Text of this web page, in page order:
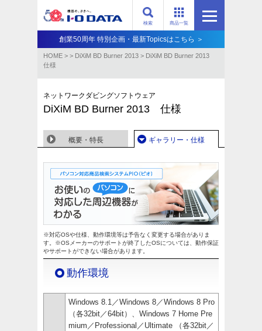
商品一覧
検索
創業50周年 特別企画・最新Topicsはこちら ＞
HOME > > DiXiM BD Burner 2013 > DiXiM BD Burner 2013
仕様
ネットワークダビングソフトウェア
DiXiM BD Burner 2013 仕様
概要・特長 ギャラリー・仕様
※対応OSや仕様、動作環境等は予告なく変更する場合がありま
す。※OSメーカーのサポートが終了したOSについては、動作保証
やサポートができない場合があります。
動作環境
Windows 8.1／Windows 8／Windows 8 Pro
（各32bit／64bit）、Windows 7 Home Pre
mium／Professional／Ultimate （各32bit／